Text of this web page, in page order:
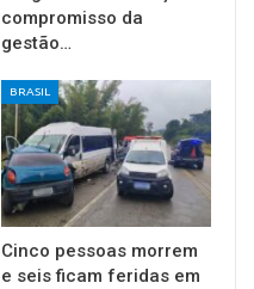
compromisso da
gestão…
BRASIL
Cinco pessoas morrem
e seis ficam feridas em